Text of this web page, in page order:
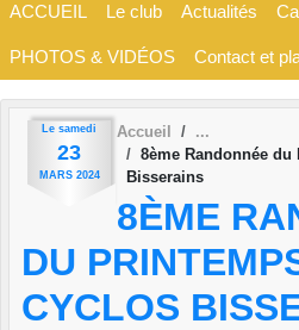
ACCUEIL Le club Actualités
PHOTOS & VIDÉOS Contact et
Le samedi
23
MARS 2024
Accueil
8ème Randonnée
Bisserains
8ÈME
DU
CYCLOS